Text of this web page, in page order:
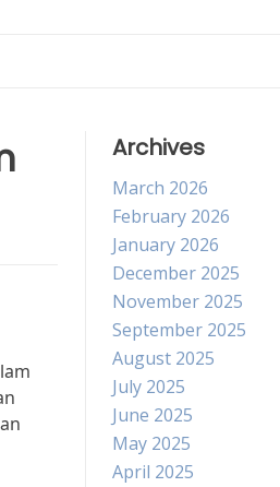
Archives
March 2026
February 2026
January 2026
December 2025
November 2025
September 2025
August 2025
July 2025
June 2025
May 2025
April 2025